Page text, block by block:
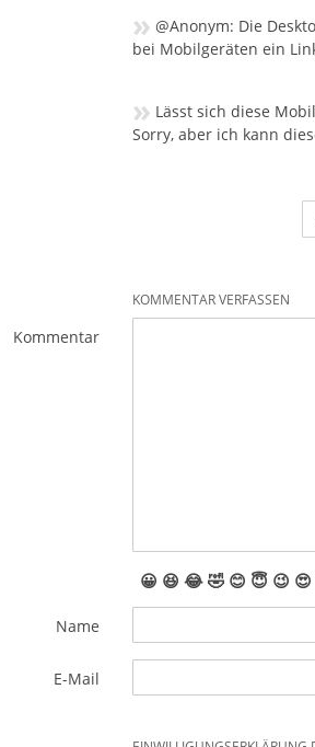
» @Anonym: Die
bei Mobilgeräten ein
» Lässt sich diese
Sorry, aber ich kann
KOMMENTAR VERFASSEN
Kommentar
😀 😆 😂🤣 😊 😇 😉 😍
Name
E-Mail